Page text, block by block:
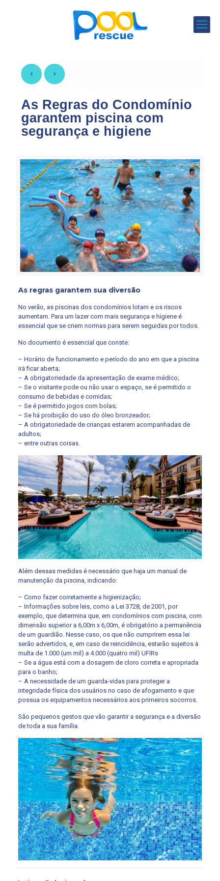
As Regras do Condomínio
garantem piscina com
segurança e higiene
As regras garantem sua diversão
No verão, as piscinas dos condomínios lotam e os riscos
aumentam. Para um lazer com mais segurança e higiene é
essencial que se criem normas para serem seguidas por todos.
No documento é essencial que conste:
– Horário de funcionamento e período do ano em que a piscina
irá ficar aberta;
– A obrigatoriedade da apresentação de exame médico;
– Se o visitante pode ou não usar o espaço, se é permitido o
consumo de bebidas e comidas;
– Se é permitido jogos com bolas;
– Se há proibição do uso do óleo bronzeador;
– A obrigatoriedade de crianças estarem acompanhadas de
adultos;
– entre outras coisas.
Além dessas medidas é necessário que haja um manual de
manutenção da piscina, indicando:
– Como fazer corretamente a higienização;
– Informações sobre leis, como a Lei 3728, de 2001, por
exemplo, que determina que, em condomínios com piscina, com
dimensão superior a 6,00m x 6,00m, é obrigatório a permanência
de um guardião. Nesse caso, os que não cumprirem essa lei
serão advertidos, e, em caso de reincidência, estarão sujeitos à
multa de 1.000 (um mil) a 4.000 (quatro mil) UFIRs
– Se a água está com a dosagem de cloro correta e apropriada
para o banho;
– A necessidade de um guarda-vidas para proteger a
integridade física dos usuários no caso de afogamento e que
possua os equipamentos necessários aos primeiros socorros.
São pequenos gestos que vão garantir a segurança e a diversão
de toda a sua família.